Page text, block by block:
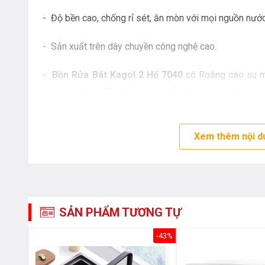
- Độ bền cao, chống rỉ sét, ăn mòn với mọi nguồn
- Sản xuất trên dây chuyền công nghệ cao.
- Bồn Rửa Bát Kagol 2 Hố 7040 có Roăng cao su
sẽ nâng cấp không gian Bếp
cảm giác thoải mái sang trọng tiện nghi. Bạn sẽ
nào cho nhà mình thì một gợi ý nhỏ giá cả hợp lý chất
chắn sẽ làm bạn hài lòng.
- Thông số :
Xem thêm nội
SẢN PHẨM TƯƠNG TỰ
-43%